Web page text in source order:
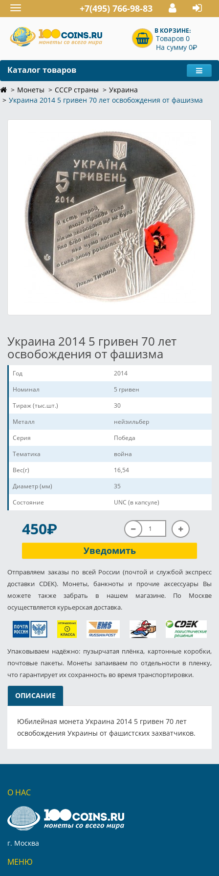
Toggle
navigation
+7(495) 766-98-83
В КОРЗИНЕ:
Товаров 0
На сумму 0P
Каталог товаров
Монеты СССР страны
Украина
Украина 2014 5 гривен 70 лет освобождения от фашизма
Украина 2014 5 гривен 70 лет
освобождения от фашизма
Год
2014
Номинал
5 гривен
Тираж (тыс.шт.)
30
Металл
нейзильбер
Серия
Победа
Тематика
война
Вес(г)
16,54
Диаметр (мм)
35
Состояние
UNC (в капсуле)
450P
Уведомить
Отправляем заказы по всей России (почтой и службой экспресс
доставки CDEK). Монеты, банкноты и прочие аксессуары Вы
можете также забрать в нашем магазине. По Москве
осуществляется курьерская доставка.
Упаковываем надёжно: пузырчатая плёнка, картонные коробки,
почтовые пакеты. Монеты запаиваем по отдельности в пленку,
что гарантирует их сохранность во время транспортировки.
ОПИСАНИЕ
Юбилейная монета Украина 2014 5 гривен 70 лет
освобождения Украины от фашистских захватчиков.
О НАС
г. Москва
МЕНЮ